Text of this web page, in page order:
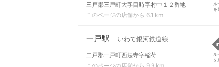
三戸郡三戸町大字目時字村中１２番地
このページの店舗から 6.1 km
ル
を
一戸駅 いわて銀河鉄道線
二戸郡一戸町西法寺字稲荷
このページの店舗から 9.9 km
ル
を